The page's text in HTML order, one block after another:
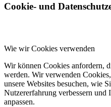
Cookie- und
Wie wir Cookies verwenden
Wir können Cookies anfordern,
werden. Wir verwenden
unsere Websites besuchen, wie
Nutzererfahrung verbessern und
anpassen.